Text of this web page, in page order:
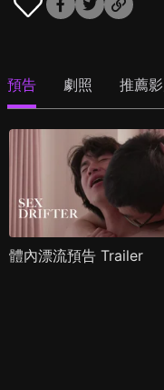
預告 劇照 推薦
體內漂流預告 Trailer